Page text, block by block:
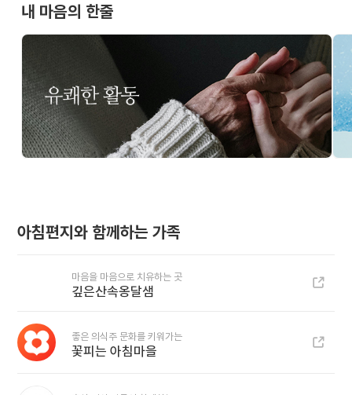
내 마음의 한줄
아침편지와 함께하는 가족
마음을 마음으로 치유하는 곳
깊은산속옹달샘
좋은 의식주 문화를 키워가는
꽃피는 아침마을